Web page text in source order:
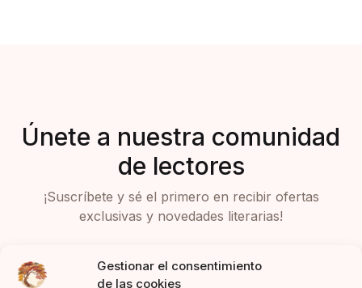
Gestionar el consentimiento
de las cookies
Únete a nuestra comunidad
de lectores
¡Suscríbete y sé el primero en recibir ofertas
exclusivas y novedades literarias!